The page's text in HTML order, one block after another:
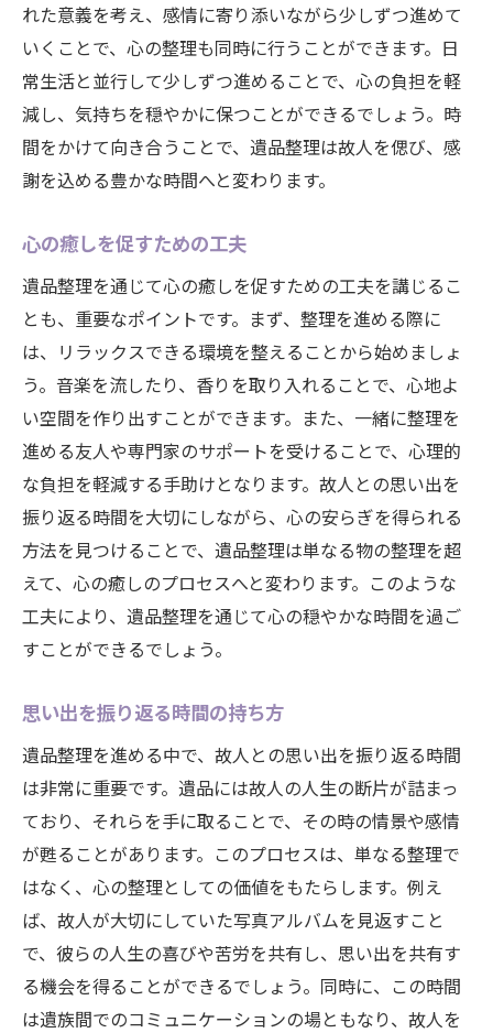
れた意義を考え、感情に寄り添いながら少しずつ進めて
いくことで、心の整理も同時に行うことができます。日
常生活と並行して少しずつ進めることで、心の負担を軽
減し、気持ちを穏やかに保つことができるでしょう。時
間をかけて向き合うことで、遺品整理は故人を偲び、感
謝を込める豊かな時間へと変わります。
心の癒しを促すための工夫
遺品整理を通じて心の癒しを促すための工夫を講じるこ
とも、重要なポイントです。まず、整理を進める際に
は、リラックスできる環境を整えることから始めましょ
う。音楽を流したり、香りを取り入れることで、心地よ
い空間を作り出すことができます。また、一緒に整理を
進める友人や専門家のサポートを受けることで、心理的
な負担を軽減する手助けとなります。故人との思い出を
振り返る時間を大切にしながら、心の安らぎを得られる
方法を見つけることで、遺品整理は単なる物の整理を超
えて、心の癒しのプロセスへと変わります。このような
工夫により、遺品整理を通じて心の穏やかな時間を過ご
すことができるでしょう。
思い出を振り返る時間の持ち方
遺品整理を進める中で、故人との思い出を振り返る時間
は非常に重要です。遺品には故人の人生の断片が詰まっ
ており、それらを手に取ることで、その時の情景や感情
が甦ることがあります。このプロセスは、単なる整理で
はなく、心の整理としての価値をもたらします。例え
ば、故人が大切にしていた写真アルバムを見返すこと
で、彼らの人生の喜びや苦労を共有し、思い出を共有す
る機会を得ることができるでしょう。同時に、この時間
は遺族間でのコミュニケーションの場ともなり、故人を